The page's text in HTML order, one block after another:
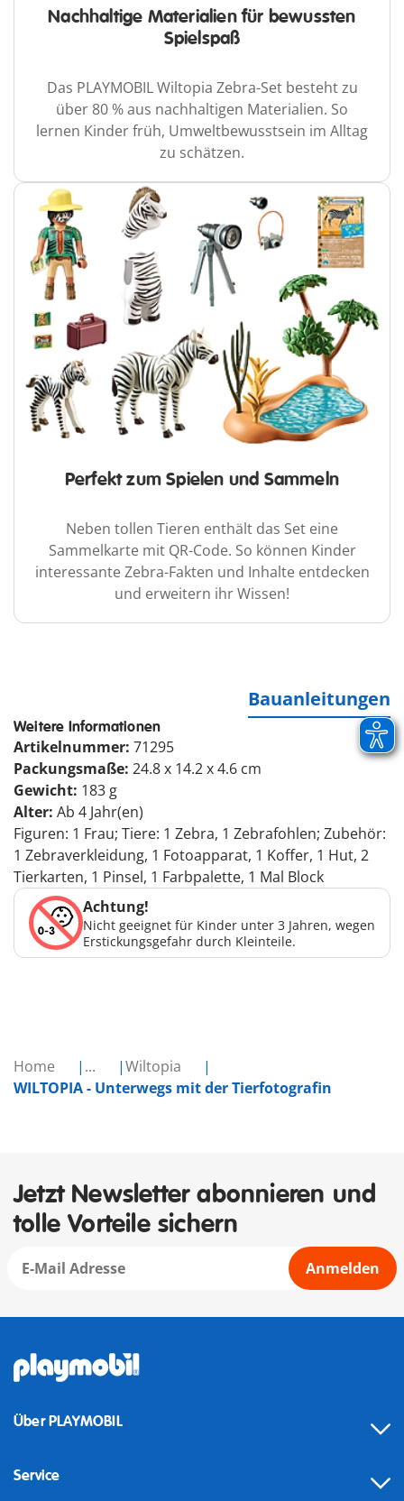
Home ...
Wiltopia
WILTOPIA - Unterwegs mit der Tierfotografin
Nachhaltige Materialien für bewussten
Spielspaß
Das PLAYMOBIL Wiltopia Zebra-Set besteht zu
über 80 % aus nachhaltigen Materialien. So
lernen Kinder früh, Umweltbewusstsein im Alltag
zu schätzen.
Perfekt zum Spielen und Sammeln
Neben tollen Tieren enthält das Set eine
Sammelkarte mit QR-Code. So können Kinder
interessante Zebra-Fakten und Inhalte entdecken
und erweitern ihr Wissen!
Bauanleitungen
Weitere Informationen
Artikelnummer: 71295
Packungsmaße: 24.8 x 14.2 x 4.6 cm
Gewicht: 183 g
Alter: Ab 4 Jahr(en)
Figuren: 1 Frau; Tiere: 1 Zebra, 1 Zebrafohlen; Zubehör:
1 Zebraverkleidung, 1 Fotoapparat, 1 Koffer, 1 Hut, 2
Tierkarten, 1 Pinsel, 1 Farbpalette, 1 Mal Block
Achtung!
Nicht geeignet für Kinder unter 3 Jahren, wegen
Erstickungsgefahr durch Kleinteile.
Jetzt Newsletter abonnieren und
tolle Vorteile sichern
Anmelden
Über PLAYMOBIL
Service